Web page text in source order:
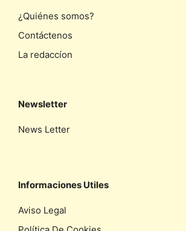
¿Quiénes somos?
Contáctenos
La redaccíon
Newsletter
News Letter
Informaciones Utiles
Aviso Legal